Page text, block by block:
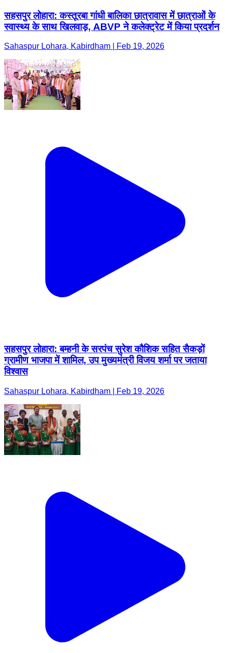
सहसपुर लोहारा: कस्तूरबा गांधी बालिका छात्रावास में छात्राओं के
स्वास्थ्य के साथ खिलवाड़, ABVP ने कलेक्ट्रेट में किया प्रदर्शन
Sahaspur Lohara, Kabirdham | Feb 19, 2026
सहसपुर लोहारा: बम्हनी के सरपंच सुरेश कौशिक सहित सैकड़ों
ग्रामीण भाजपा में शामिल, उप मुख्यमंत्री विजय शर्मा पर जताया
विश्वास
Sahaspur Lohara, Kabirdham | Feb 19, 2026